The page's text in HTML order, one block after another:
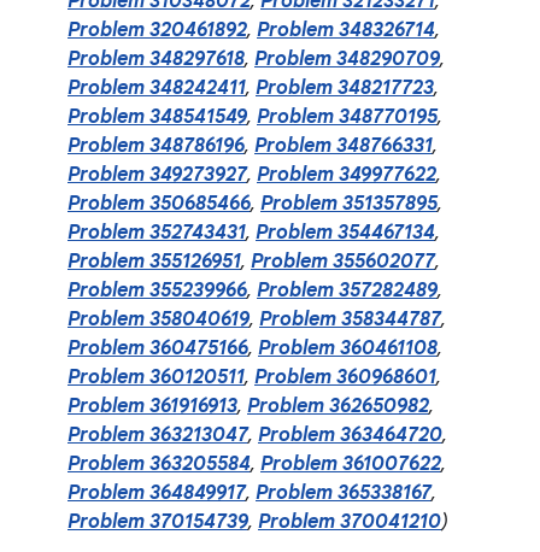
Problem 320461892, Problem 348326714,
Problem 348297618, Problem 348290709,
Problem 348242411, Problem 348217723,
Problem 348541549, Problem 348770195,
Problem 348786196, Problem 348766331,
Problem 349273927, Problem 349977622,
Problem 350685466, Problem 351357895,
Problem 352743431, Problem 354467134,
Problem 355126951, Problem 355602077,
Problem 355239966, Problem 357282489,
Problem 358040619, Problem 358344787,
Problem 360475166, Problem 360461108,
Problem 360120511, Problem 360968601,
Problem 361916913, Problem 362650982,
Problem 363213047, Problem 363464720,
Problem 363205584, Problem 361007622,
Problem 364849917, Problem 365338167,
Problem 370154739, Problem 370041210)